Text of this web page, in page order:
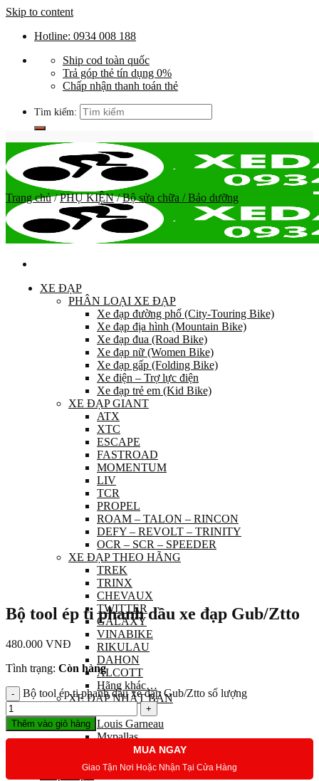
Skip to content
Hotline: 0934 008 188
Ship cod toàn quốc
Trả góp thẻ tín dụng 0%
Chấp nhận thanh toán thẻ
Tìm kiếm:
XE ĐẠP
PHÂN LOẠI XE ĐẠP
Xe đạp đường phố (City-Touring Bike)
Xe đạp địa hình (Mountain Bike)
Xe đạp đua (Road Bike)
Xe đạp nữ (Women Bike)
Xe đạp gấp (Folding Bike)
Xe điện – Trợ lực điện
Xe đạp trẻ em (Kid Bike)
XE ĐẠP GIANT
ATX
XTC
ESCAPE
FASTROAD
MOMENTUM
LIV
TCR
PROPEL
ROAM – TALON – RINCON
DEFY – REVOLT – TRINITY
OCR – SCR – SPEEDER
XE ĐẠP THEO HÃNG
TREK
TRINX
CHEVAUX
TWITTER
GALAXY
VINABIKE
RIKULAU
DAHON
ALCOTT
Hãng khác…
XE ĐẠP NHẬT BẢN
Louis Garneau
Mypallas
Kawamura
Trang chủ / PHỤ KIỆN / Bộ sửa chữa / Bảo dưỡng
Bộ tool ép ti phanh dầu xe đạp Gub/Ztto
480.000 VNĐ
Tình trạng: Còn hàng
Bộ tool ép ti phanh dầu xe đạp Gub/Ztto số lượng
Thêm vào giỏ hàng
MUA NGAY
Giao Tận Nơi Hoặc Nhận Tại Cửa Hàng